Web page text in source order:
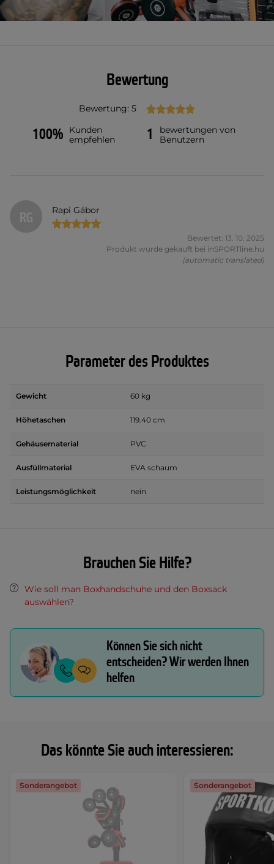
Das könnte Sie auch interessieren:
Sonderangebot Sonderangebot
Bewertung
Bewertung: 5
100%
Kunden
empfehlen
1
bewertungen von
Benutzern
RG Rapi Gábor
Bewertet: 13. 10. 2025
Produkt wurde gekauft bei inSPORTline.hu
(automatic translated)
Parameter des Produktes
Gewicht 60 kg
Höhetaschen 119.40 cm
Gehäusematerial PVC
Ausfüllmaterial EVA schaum
Leistungsmöglichkeit nein
Brauchen Sie Hilfe?
Wie soll man Boxhandschuhe und den Boxsack
auswählen?
Können Sie sich nicht
entscheiden? Wir werden Ihnen
helfen